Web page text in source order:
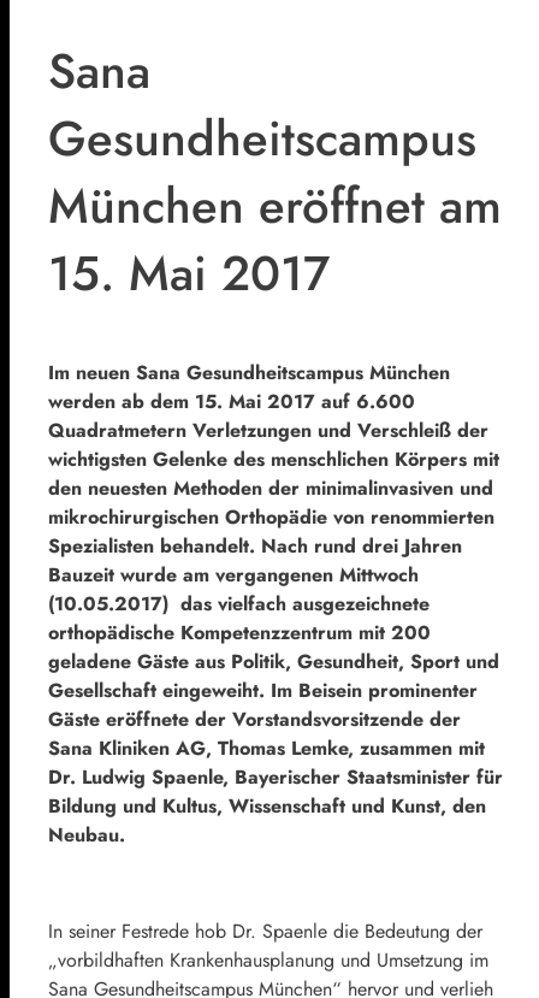
Sana
Gesundheitscampus
München eröffnet am
15. Mai 2017
Im neuen Sana Gesundheitscampus München
werden ab dem 15. Mai 2017 auf 6.600
Quadratmetern Verletzungen und Verschleiß der
wichtigsten Gelenke des menschlichen Körpers mit
den neuesten Methoden der minimalinvasiven und
mikrochirurgischen Orthopädie von renommierten
Spezialisten behandelt. Nach rund drei Jahren
Bauzeit wurde am vergangenen Mittwoch
(10.05.2017) das vielfach ausgezeichnete
orthopädische Kompetenzzentrum mit 200
geladene Gäste aus Politik, Gesundheit, Sport und
Gesellschaft eingeweiht. Im Beisein prominenter
Gäste eröffnete der Vorstandsvorsitzende der
Sana Kliniken AG, Thomas Lemke, zusammen mit
Dr. Ludwig Spaenle, Bayerischer Staatsminister für
Bildung und Kultus, Wissenschaft und Kunst, den
Neubau.
In seiner Festrede hob Dr. Spaenle die Bedeutung der
„vorbildhaften Krankenhausplanung und Umsetzung im
Sana Gesundheitscampus München“ hervor und verlieh